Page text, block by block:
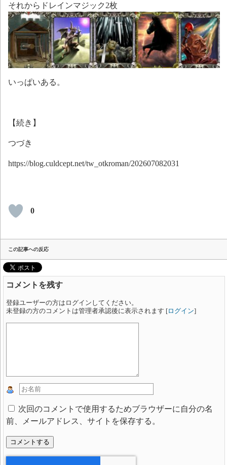
それからドレインマジック2枚
いっぱいある。
【続き】
つづき
https://blog.culdcept.net/tw_otkroman/202607082031
0
この記事への反応
コメントを残す
登録ユーザーの方はログインしてください。
未登録の方のコメントは管理者承認後に表示されます [ログイン]
次回のコメントで使用するためブラウザーに自分の名
前、メールアドレス、サイトを保存する。